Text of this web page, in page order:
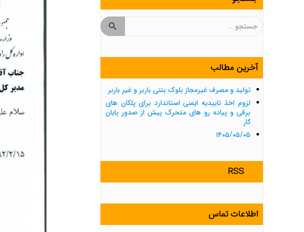
جستجو
آخرین مطالب
تولید و مصرف غیرمجاز بلوک بتنی باربر و غیر باربر
لزوم اخذ تاییدیه ایمنی استاندارد برای پلکان های
برقی و پیاده رو های متحرک پیش از صدور پایان
کار
۱۴۰۵/۰۵/۰۵
RSS
اطلاعات تماس